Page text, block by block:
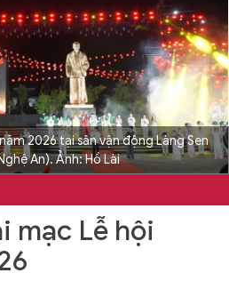
2026 tại sân vận động Làng Sen
An). Ảnh: Hồ Lài
mạc Lễ hội